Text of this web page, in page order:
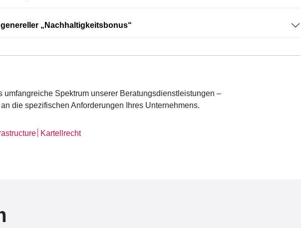
„Nachhaltigkeitsbonus“
umfangreiche Spektrum unserer Beratungsdienstleistungen –
die spezifischen Anforderungen Ihres Unternehmens.
Kartellrecht